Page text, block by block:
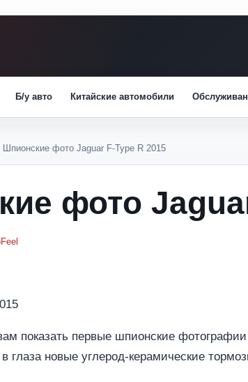
Б/у авто Китайские автомобили
Шпионские фото Jaguar F-Type R 2015
фото
показать первые шпионские
глаза новые углерод-керамические